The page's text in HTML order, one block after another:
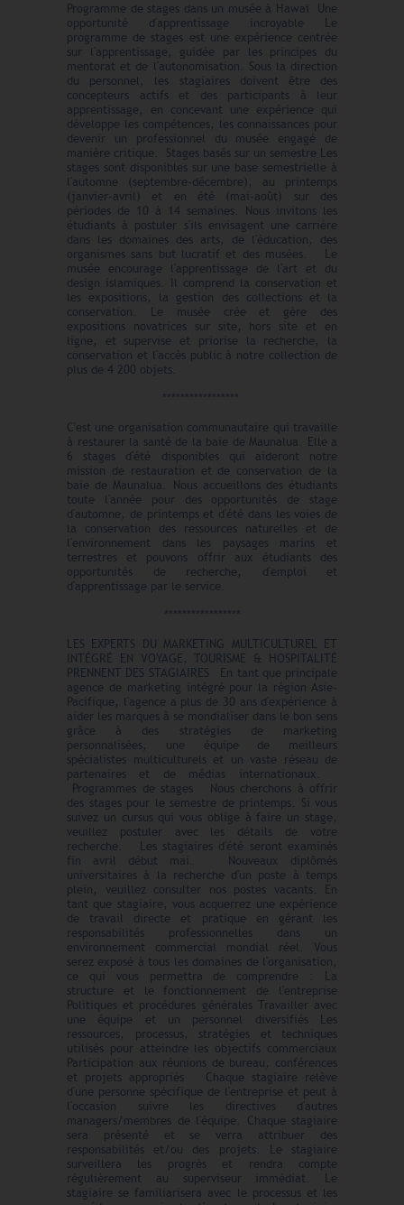
Programme de stages dans un musée à Hawaï Une
opportunité d'apprentissage incroyable Le
programme de stages est une expérience centrée
sur l'apprentissage, guidée par les principes du
mentorat et de l'autonomisation. Sous la direction
du personnel, les stagiaires doivent être des
concepteurs actifs et des participants à leur
apprentissage, en concevant une expérience qui
développe les compétences, les connaissances pour
devenir un professionnel du musée engagé de
manière critique. Stages basés sur un semestre Les
stages sont disponibles sur une base semestrielle à
l'automne (septembre-décembre), au printemps
(janvier-avril) et en été (mai-août) sur des
périodes de 10 à 14 semaines. Nous invitons les
étudiants à postuler s'ils envisagent une carrière
dans les domaines des arts, de l'éducation, des
organismes sans but lucratif et des musées. Le
musée encourage l'apprentissage de l'art et du
design islamiques. Il comprend la conservation et
les expositions, la gestion des collections et la
conservation. Le musée crée et gère des
expositions novatrices sur site, hors site et en
ligne, et supervise et priorise la recherche, la
conservation et l'accès public à notre collection de
plus de 4 200 objets.
C'est une organisation communautaire qui travaille
à restaurer la santé de la baie de Maunalua. Elle a
6 stages d'été disponibles qui aideront notre
mission de restauration et de conservation de la
baie de Maunalua.
Nous accueillons des étudiants
toute l'année pour des opportunités de stage
d'automne, de printemps et d'été dans les voies de
la conservation des ressources naturelles et de
l'environnement dans les paysages marins et
terrestres et pouvons offrir aux étudiants des
opportunités de recherche, d'emploi et
d'apprentissage par le service.
LES EXPERTS DU MARKETING MULTICULTUREL ET
INTÉGRÉ EN VOYAGE, TOURISME & HOSPITALITÉ
PRENNENT DES STAGIAIRES En tant que principale
agence de marketing intégré pour la région Asie-
Pacifique, l'agence a plus de 30 ans d'expérience à
aider les marques à se mondialiser dans le bon sens
grâce à des stratégies de marketing
personnalisées, une équipe de meilleurs
spécialistes multiculturels et un vaste réseau de
partenaires et de médias internationaux.
Programmes de stages Nous cherchons à offrir
des stages pour le semestre de printemps. Si vous
suivez un cursus qui vous oblige à faire un stage,
veuillez postuler avec les détails de votre
recherche. Les stagiaires d'été seront examinés
fin avril début mai. Nouveaux diplômés
universitaires à la recherche d'un poste à temps
plein, veuillez consulter nos postes vacants. En
tant que stagiaire, vous acquerrez une expérience
de travail directe et pratique en gérant les
responsabilités professionnelles dans un
environnement commercial mondial réel. Vous
serez exposé à tous les domaines de l'organisation,
ce qui vous permettra de comprendre : La
structure et le fonctionnement de l'entreprise
Politiques et procédures générales Travailler avec
une équipe et un personnel diversifiés Les
ressources, processus, stratégies et techniques
utilisés pour atteindre les objectifs commerciaux
Participation aux réunions de bureau, conférences
et projets appropriés Chaque stagiaire relève
d'une personne spécifique de l'entreprise et peut à
l'occasion suivre les directives d'autres
managers/membres de l'équipe. Chaque stagiaire
sera présenté et se verra attribuer des
responsabilités et/ou des projets. Le stagiaire
surveillera les progrès et rendra compte
régulièrement au superviseur immédiat. Le
stagiaire se familiarisera avec le processus et les